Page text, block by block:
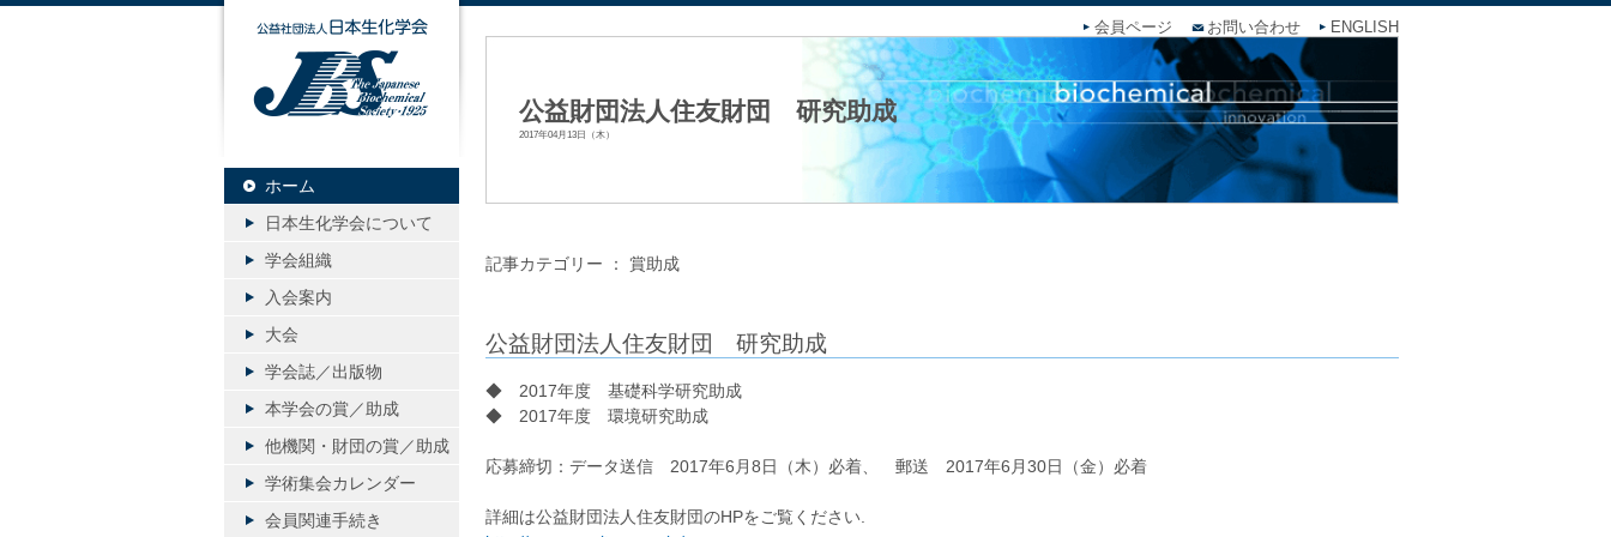
会員ページ お問い合わせ ENGLISH
公益財団法人住友財団 研究助成
2017年04月13日（木）
記事カテゴリー ： 賞助成
公益財団法人住友財団 研究助成
◆ 2017年度 基礎科学研究助成
◆ 2017年度 環境研究助成
応募締切：データ送信 2017年6月8日（木）必着、 郵送 2017年6月30日（金）必着
詳細は公益財団法人住友財団のHPをご覧ください.
公益社団法人日本生化学会
ホーム
日本生化学会について
学会組織
入会案内
大会
学会誌／出版物
本学会の賞／助成
他機関・財団の賞／助成
学術集会カレンダー
会員関連手続き